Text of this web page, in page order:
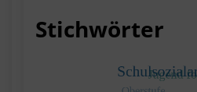
Stichwörter